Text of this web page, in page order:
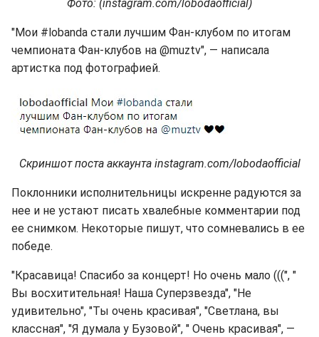
Фото: (instagram.com/lobodaofficial)
"Мои #lobanda стали лучшим Фан-клубом по итогам
чемпионата Фан-клубов на @muztv", — написала
артистка под фотографией.
Скриншот поста аккаунта instagram.com/lobodaofficial
Поклонники исполнительницы искренне радуются за
нее и не устают писать хвалебные комментарии под
ее снимком. Некоторые пишут, что сомневались в ее
победе.
"Красавица! Спасибо за концерт! Но очень мало (((", "
Вы восхитительная! Наша Суперзвезда", "Не
удивительно", "Ты очень красивая", "Светлана, вы
классная", "Я думала у Бузовой", " Очень красивая", —